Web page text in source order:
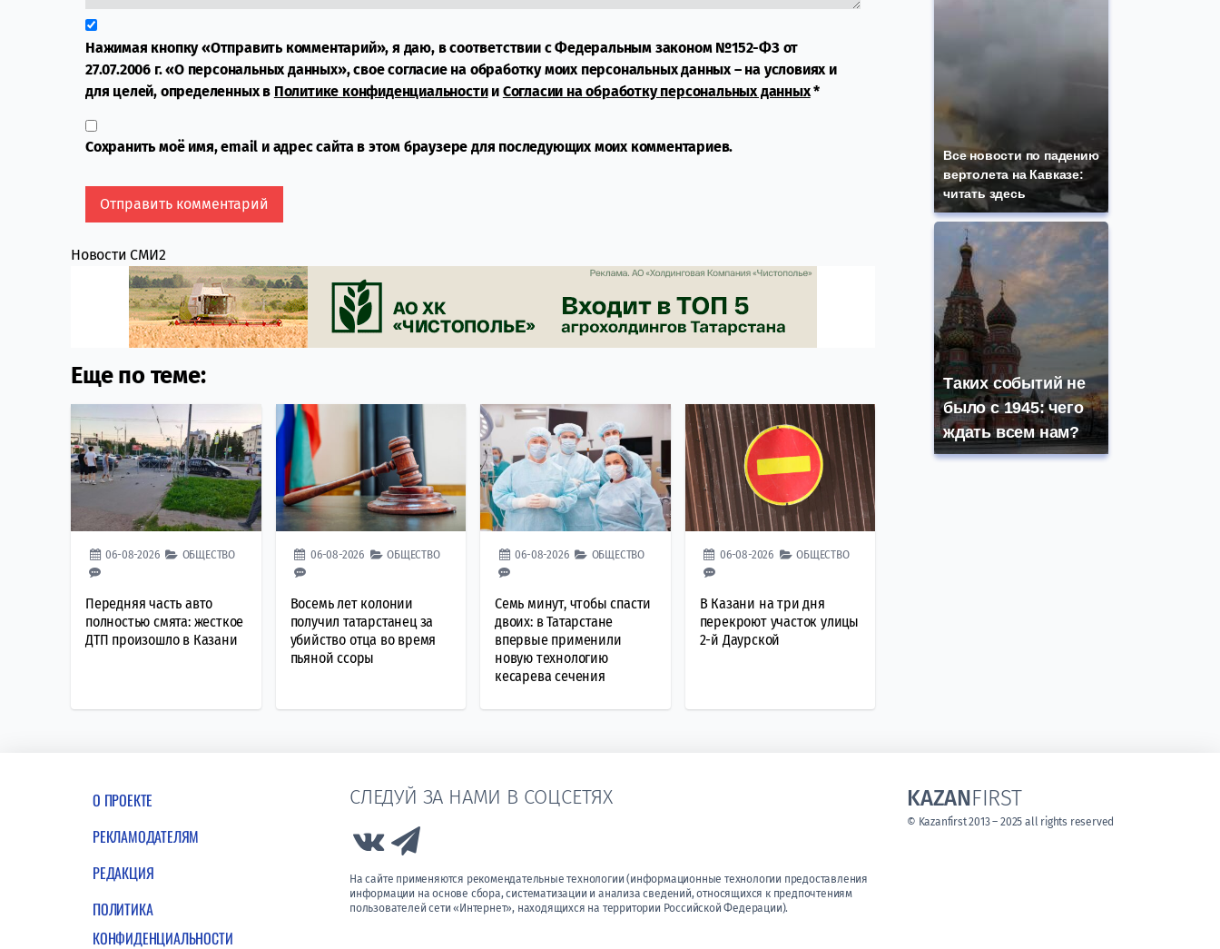
Нажимая кнопку «Отправить комментарий», я даю, в соответствии с Федеральным законом №152-ФЗ от
27.07.2006 г. «О персональных данных», свое согласие на обработку моих персональных данных – на условиях и
для целей, определенных в Политике конфиденциальностии Согласии на обработку персональных данных*
Сохранить моё имя, email и адрес сайта в этом браузере для последующих моих комментариев.
Новости СМИ2
Еще по теме:
06-08-2026 ОБЩЕСТВО
Передняя часть авто
полностью смята: жесткое
ДТП произошло в Казани
06-08-2026 ОБЩЕСТВО
Восемь лет колонии
получил татарстанец за
убийство отца во время
пьяной ссоры
06-08-2026 ОБЩЕСТВО
Семь минут, чтобы спасти
двоих: в Татарстане
впервые применили
новую технологию
кесарева сечения
06-08-2026 ОБЩЕСТВО
В Казани на три дня
перекроют участок улицы
2-й Даурской
Все новости по падению
вертолета на Кавказе:
читать здесь
Таких событий не
было с 1945: чего
ждать всем нам?
О ПРОЕКТЕ
РЕКЛАМОДАТЕЛЯМ
РЕДАКЦИЯ
ПОЛИТИКА
КОНФИДЕНЦИАЛЬНОСТИ
СЛЕДУЙ ЗА НАМИ В СОЦСЕТЯХ
Link to Vk
На сайте применяются рекомендательные технологии (информационные технологии предоставления
информации на основе сбора, систематизации и анализа сведений, относящихся к предпочтениям
пользователей сети «Интернет», находящихся на территории Российской Федерации).
KAZANFIRST
© Kazanfirst 2013 – 2025 all rights reserved